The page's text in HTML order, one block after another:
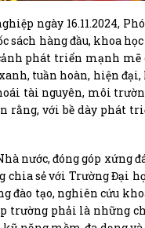
ngày 16.11.2024,
hàng đầu, khoa
phát triển mạnh mẽ
tuần hoàn, hiện đại,
tài nguyên, môi
rằng, với bề dày phát
nước, đóng góp xứng
sẻ với Trường Đại
đào tạo, nghiên cứu
phải là những